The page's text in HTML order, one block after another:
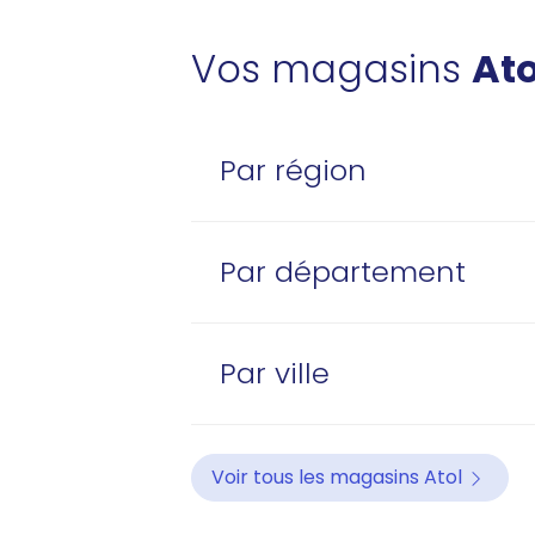
Vos magasins
Par région
Par département
Par ville
Voir tous les magasins Atol